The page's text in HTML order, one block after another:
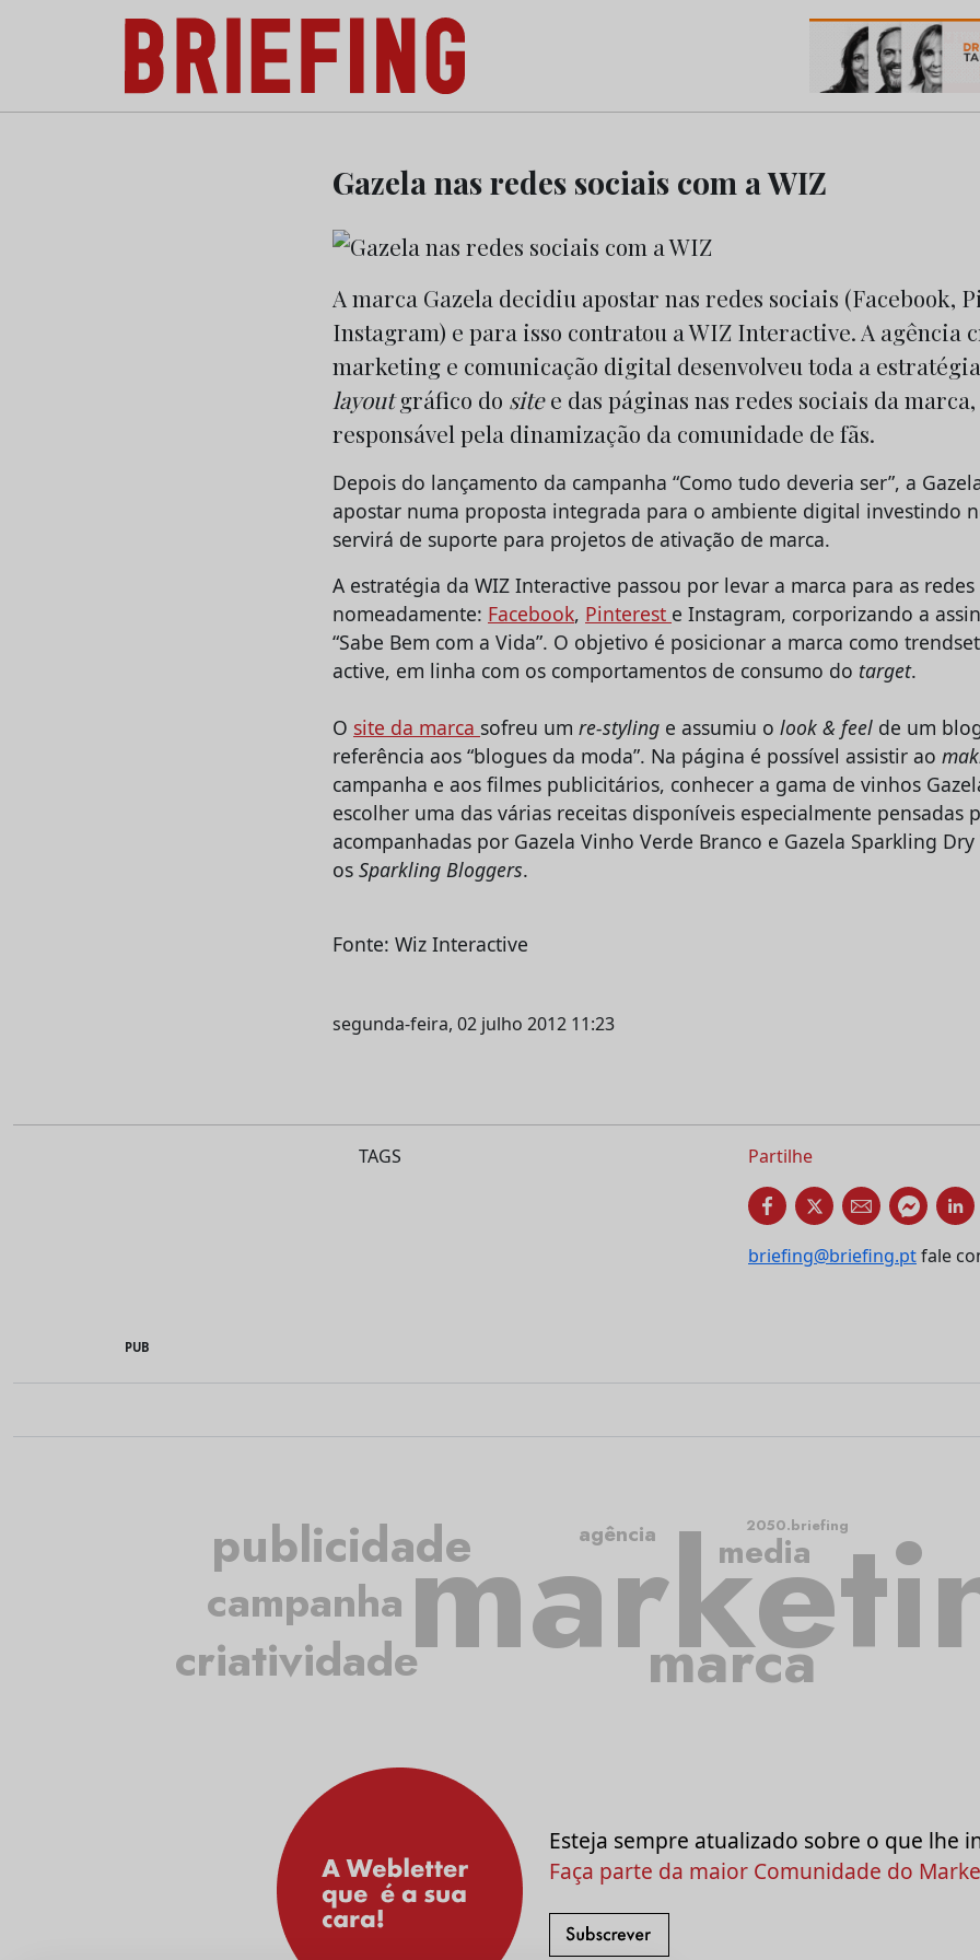
Briefing: Todas as notícias sobre os negócios do Marketing e da Publicidade
Gazela nas redes sociais com a WIZ
A marca Gazela decidiu apostar nas redes sociais (Facebook,
Instagram) e para isso contratou a WIZ Interactive. A agência
marketing e comunicação digital desenvolveu toda a
layoutgráfico do sitee das páginas nas redes sociais da
responsável pela dinamização da comunidade de fãs.
Depois do lançamento da campanha “Como tudo deveria ser”, a
apostar numa proposta integrada para o ambiente digital investindo
servirá de suporte para projetos de ativação de marca.
A estratégia da WIZ Interactive passou por levar a marca para as redes
nomeadamente: Facebook, Pinterest e Instagram, corporizando a
“Sabe Bem com a Vida”. O objetivo é posicionar a marca como
active, em linha com os comportamentos de consumo do target.
O site da marca sofreu um re-styling e assumiu o look & feel de um
referência aos “blogues da moda”. Na página é possível assistir ao
campanha e aos filmes publicitários, conhecer a gama de vinhos
escolher uma das várias receitas disponíveis especialmente pensadas
acompanhadas por Gazela Vinho Verde Branco e Gazela Sparkling
os Sparkling Bloggers.
Fonte: Wiz Interactive
segunda-feira, 02 julho 2012 11:23
TAGS Partilhe
briefing@briefing.ptfale
PUB
publicidade
marca
criatividade
campanha
media
agência 2050.briefing
Esteja sempre atualizado sobre o que lhe
Faça parte da maior Comunidade do